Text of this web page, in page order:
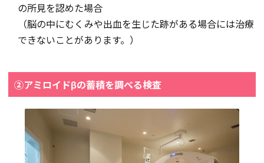
の所見を認めた場合
（脳の中にむくみや出血を生じた跡がある場合には治療
できないことがあります。）
②アミロイドβの蓄積を調べる検査